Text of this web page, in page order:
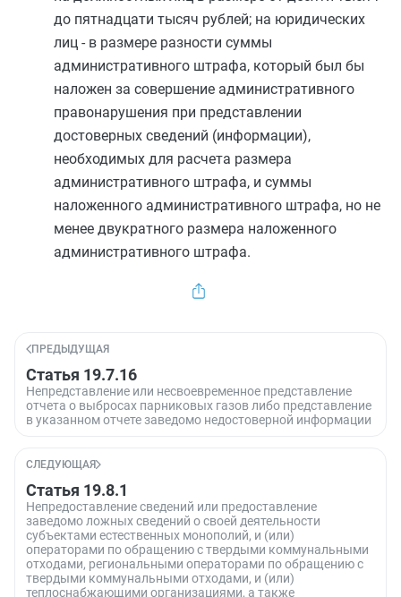
до пятнадцати тысяч рублей; на юридических
лиц - в размере разности суммы
административного штрафа, который был бы
наложен за совершение административного
правонарушения при представлении
достоверных сведений (информации),
необходимых для расчета размера
административного штрафа, и суммы
наложенного административного штрафа, но не
менее двукратного размера наложенного
административного штрафа.
ПРЕДЫДУЩАЯ
Статья 19.7.16
Непредставление или несвоевременное представление
отчета о выбросах парниковых газов либо представление
в указанном отчете заведомо недостоверной информации
СЛЕДУЮЩАЯ
Статья 19.8.1
Непредоставление сведений или предоставление
заведомо ложных сведений о своей деятельности
субъектами естественных монополий, и (или)
операторами по обращению с твердыми коммунальными
отходами, региональными операторами по обращению с
твердыми коммунальными отходами, и (или)
теплоснабжающими организациями, а также